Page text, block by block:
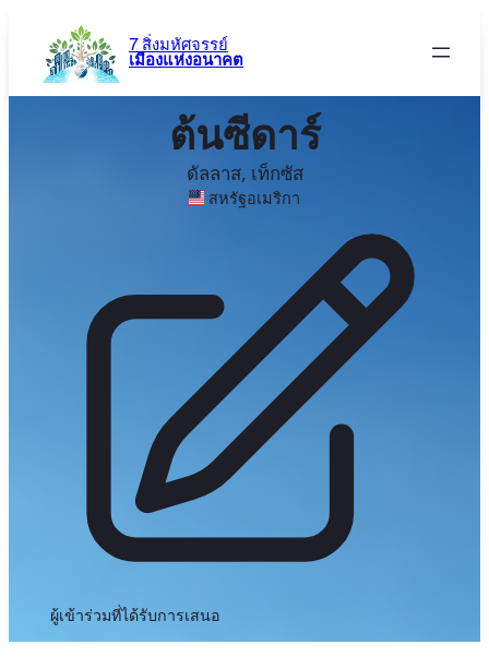
เนื้อหา
7 สิ่งมหัศจรรย์
เมืองแห่งอนาคต
ต้นซีดาร์
ดัลลาส, เท็กซัส
สหรัฐอเมริกา
ผู้เข้าร่วมที่ได้รับการเสนอ